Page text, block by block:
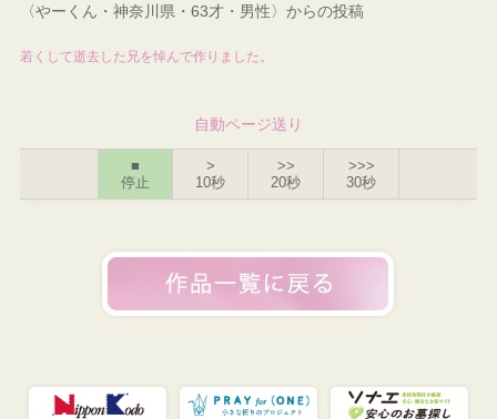
〈やーくん・神奈川県・63才・男性〉からの投稿
若くして逝去した兄を悼んで作りました。
自動ページ送り
■
停止
>
10秒
>>
20秒
>>>
30秒